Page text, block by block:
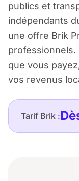
publics et
indépendants
une offre Brik
professionnels.
que vous
vos revenus
Tarif Brik :